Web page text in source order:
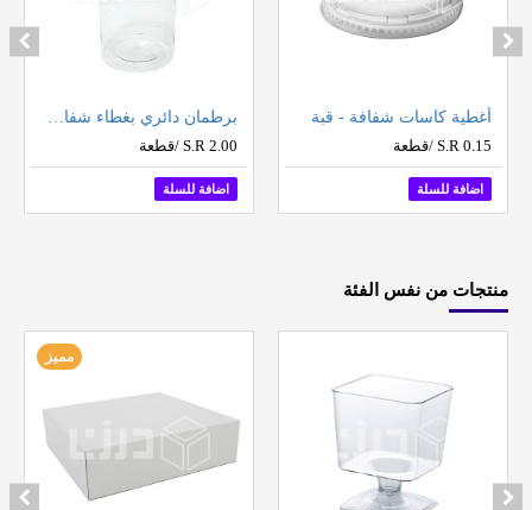
أغطية كاسات شفافة - قبة
S.R 0.15 /قطعة
اضافة للسلة
برطمان دائري بغطاء شفاف - مقاسات متعددة (نص درزن 6 حبات بالشدة)
S.R 2.00 /قطعة
اضافة للسلة
منتجات من نفس الفئة
مميز